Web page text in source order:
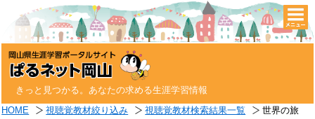
きっと見つかる。あなたの求める生涯学習情報
HOME 視聴覚教材絞り込み 視聴覚教材検索結果一覧
世界の旅